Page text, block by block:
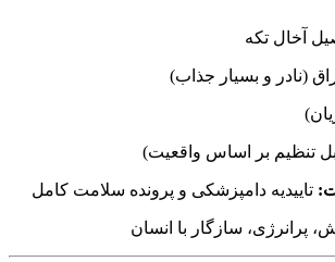
آخال تکه
(نادر و بسیار جذاب)
تاییدیه دامپزشکی و پرونده سلامت کامل
پرانرژی، سازگار با انسان